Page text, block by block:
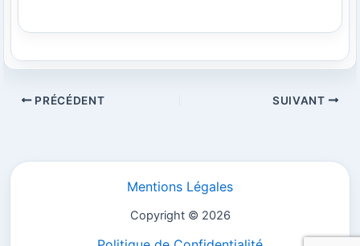
PRÉCÉDENT SUIVANT
Mentions Légales
Copyright © 2026